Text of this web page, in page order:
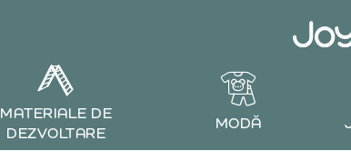
MATERIALE DE
DEZVOLTARE
MODĂ